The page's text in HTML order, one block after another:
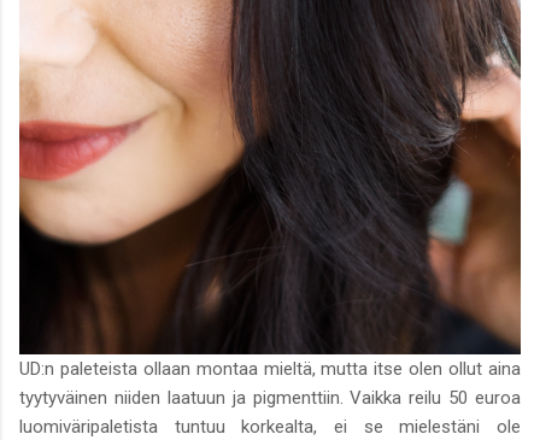
UD:n paleteista ollaan montaa mieltä, mutta itse olen ollut aina
tyytyväinen niiden laatuun ja pigmenttiin. Vaikka reilu 50 euroa
luomiväripaletista tuntuu korkealta, ei se mielestäni ole